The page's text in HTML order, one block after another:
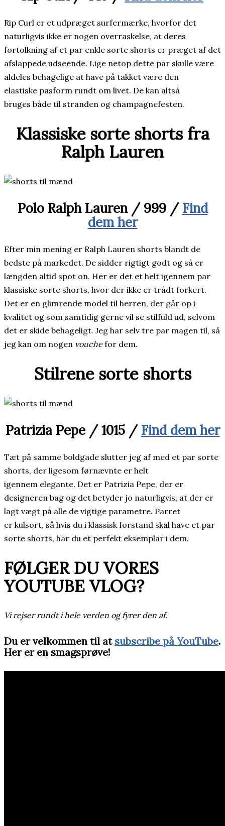
Rip Curl er et udpræget surfermærke, hvorfor det
naturligvis ikke er nogen overraskelse, at deres
fortolkning af et par enkle sorte shorts er præget af det
afslappede udseende. Lige netop dette par skulle være
aldeles behagelige at have på takket være den
elastiske pasform rundt om livet. De kan altså
bruges både til stranden og champagnefesten.
Klassiske sorte shorts fra
Ralph Lauren
Polo Ralph Lauren / 999 / Find
dem her
Efter min mening er Ralph Lauren shorts blandt de
bedste på markedet. De sidder rigtigt godt og så er
længden altid spot on. Her er det et helt igennem par
klassiske sorte shorts, hvor der ikke er trådt forkert.
Det er en glimrende model til herren, der går op i
kvalitet og som samtidig gerne vil se stilfuld ud, selvom
det er skide behageligt. Jeg har selv tre par magen til, så
jeg kan om nogen vouchefor dem.
Stilrene sorte shorts
Patrizia Pepe / 1015 / Find dem her
Tæt på samme boldgade slutter jeg af med et par sorte
shorts, der ligesom førnævnte er helt
igennem elegante. Det er Patrizia Pepe, der er
designeren bag og det betyder jo naturligvis, at der er
lagt vægt på alle de vigtige parametre. Parret
er kulsort, så hvis du i klassisk forstand skal have et par
sorte shorts, har du et perfekt eksemplar i dem.
FØLGER DU VORES
YOUTUBE VLOG?
Vi rejser rundt i hele verden og fyrer den af.
Du er velkommen til at subscribe på YouTube.
Her er en smagsprøve!